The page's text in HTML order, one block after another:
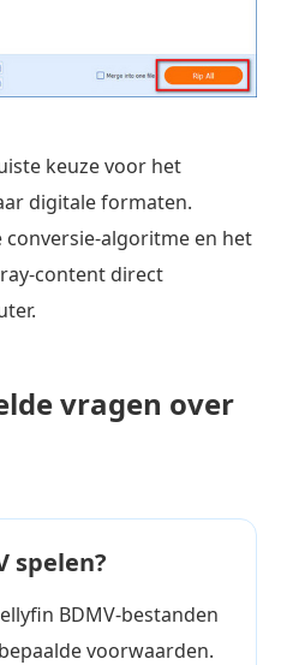
keuze voor het
digitale formaten.
conversie-algoritme en het
content direct
vragen over
spelen?
BDMV-bestanden
voorwaarden.